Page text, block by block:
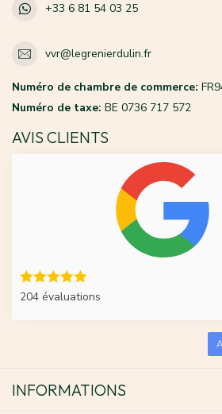
+33 6 81 54 03 25
vvr@legrenierdulin.fr
Numéro de chambre de commerce:
Numéro de taxe: BE 0736 717 572
AVIS CLIENTS
204 évaluations
INFORMATIONS